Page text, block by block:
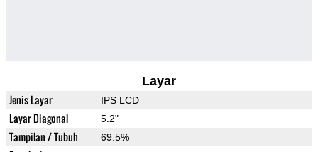
Layar
Jenis Layar IPS LCD
Layar Diagonal 5.2"
Tampilan / Tubuh 69.5%